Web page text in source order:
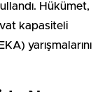
Hükümet,
kapasiteli
yarışmalarını